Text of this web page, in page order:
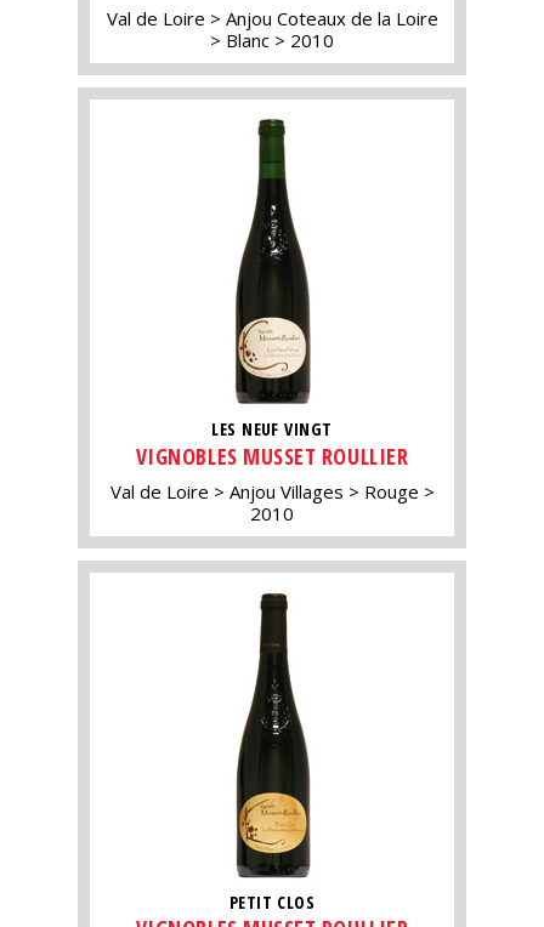
Val de Loire
Anjou Coteaux de la Loire
Blanc
2010
LES NEUF VINGT
VIGNOBLES MUSSET ROULLIER
Val de Loire Anjou Villages
Rouge
2010
PETIT CLOS